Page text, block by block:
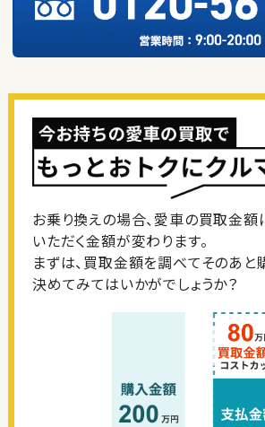
お乗り換えの場合、愛車の買取金額
いただく金額が変わります。
まずは、買取金額を調べてそのあと
決めてみてはいかがでしょうか？